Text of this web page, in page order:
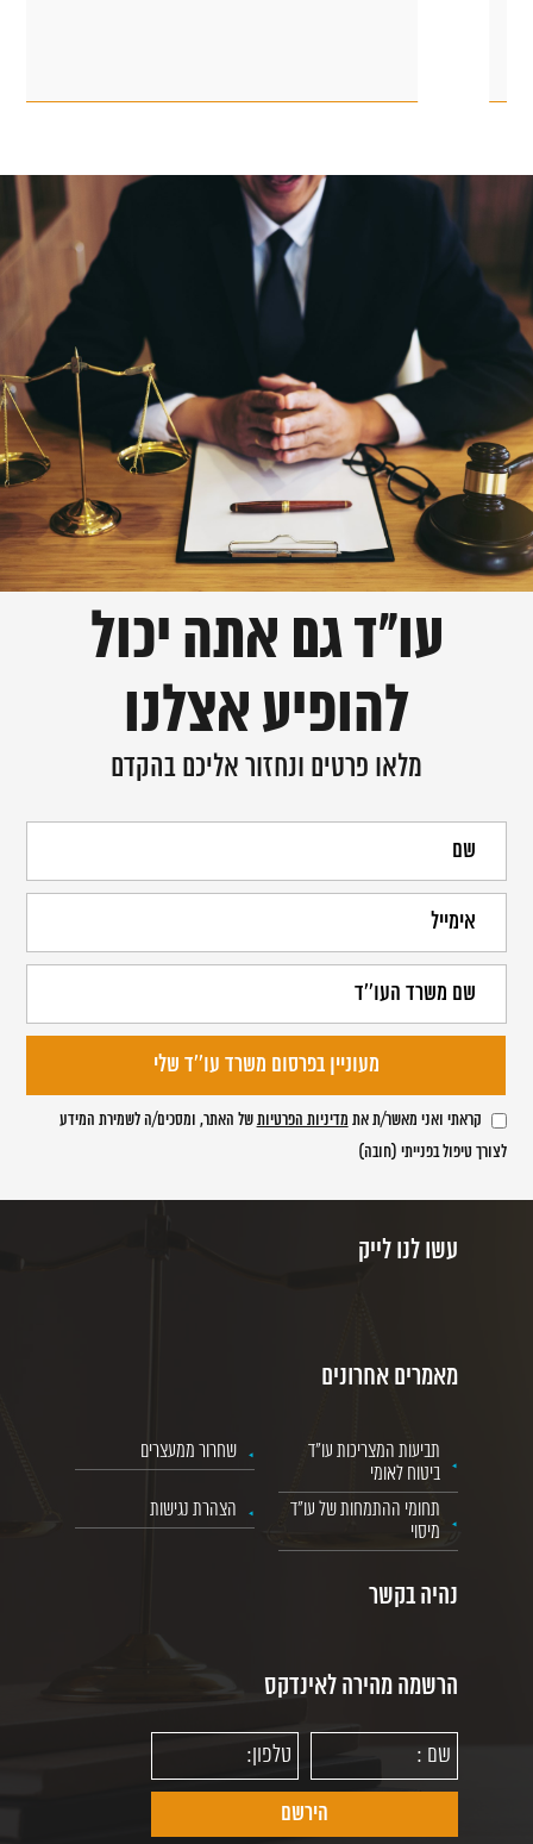
עו"ד גם אתה יכול
להופיע אצלנו
מלאו פרטים ונחזור אליכם בהקדם
קראתי ואני מאשר/ת את מדיניות הפרטיותשל האתר, ומסכים/ה לשמירת המידע
לצורך טיפול בפנייתי (חובה)
עשו לנו לייק
מאמרים אחרונים
תביעות המצריכות עו"ד
ביטוח לאומי
שחרור ממעצרים
תחומי ההתמחות של עו"ד
מיסוי
הצהרת נגישות
נהיה בקשר
הרשמה מהירה לאינדקס